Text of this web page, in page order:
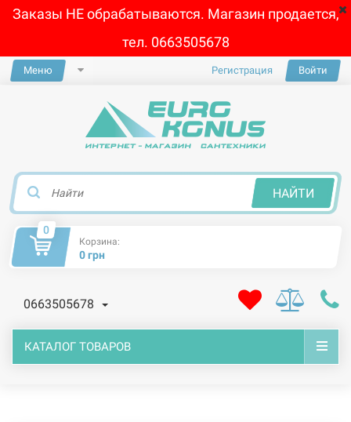
Заказы НЕ обрабатываются. Магазин продается,
тел. 0663505678
Меню Регистрация Войти
НАЙТИ
0
Корзина:
0 грн
0663505678
КАТАЛОГ ТОВАРОВ